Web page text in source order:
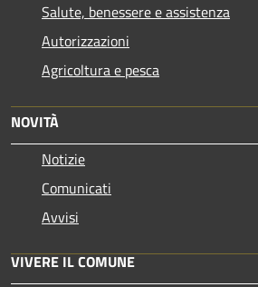
Salute, benessere e assistenza
Autorizzazioni
Agricoltura e pesca
NOVITÀ
Notizie
Comunicati
Avvisi
VIVERE IL COMUNE